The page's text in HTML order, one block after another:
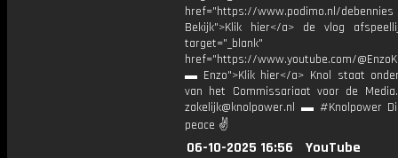
href="https://www.podimo.nl/debennies
Bekijk">Klik hier</a> de vlog
target="_blank"
href="https://www.youtube.com/
▬ Enzo">Klik hier</a> Knol staat
van het Commissariaat voor de
zakelijk@knolpower.nl ▬ #Knolpower
peace ✌
06-10-2025 16:56
YouTube